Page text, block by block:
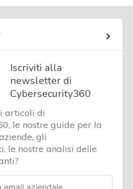
Iscriviti alla
newsletter di
Cybersecurity360
articoli di
le nostre guide per la
gli
le nostre analisi delle